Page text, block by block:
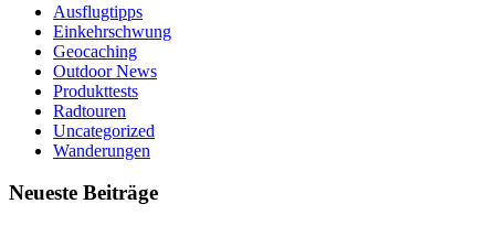
Ausflugtipps
Einkehrschwung
Geocaching
Outdoor News
Produkttests
Radtouren
Uncategorized
Wanderungen
Neueste Beiträge